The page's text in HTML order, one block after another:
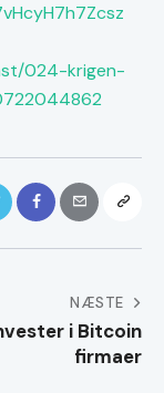
024-krigen-
NÆSTE
i Bitcoin
firmaer